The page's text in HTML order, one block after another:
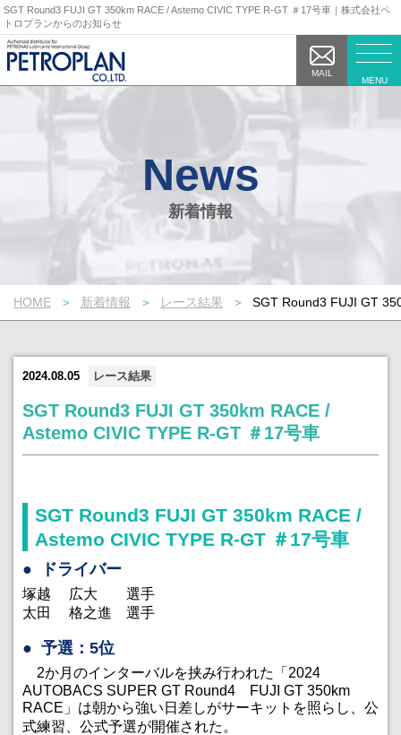
SGT Round3 FUJI GT 350km RACE / Astemo CIVIC TYPE R-GT ＃17号車｜株式会社ペ
トロプランからのお知らせ
MENU
MAIL
新着情報
HOME 新着情報 レース結果 SGT Round3 FUJI GT
2024.08.05 レース結果
SGT Round3 FUJI GT 350km RACE /
Astemo CIVIC TYPE R-GT ＃17号車
SGT Round3 FUJI GT 350km RACE /
Astemo CIVIC TYPE R-GT ＃17号車
ドライバー
塚越 広大 選手
太田 格之進 選手
予選：5位
2か月のインターバルを挟み行われた「2024
AUTOBACS SUPER GT Round4 FUJI GT 350km
RACE」は朝から強い日差しがサーキットを照らし、公
式練習、公式予選が開催された。